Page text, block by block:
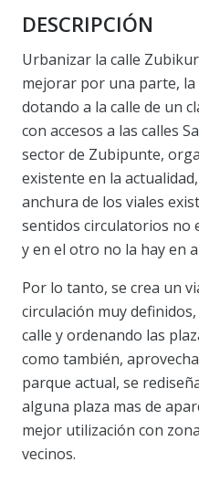
DESCRIPCIÓN
Urbanizar la calle
mejorar por una parte, la
dotando a la calle de un
con accesos a las calles
sector de Zubipunte,
existente en la
anchura de los viales
sentidos circulatorios no
y en el otro no la hay en
Por lo tanto, se crea un
circulación muy
calle y ordenando las
como también,
parque actual, se
alguna plaza mas de
mejor utilización con
vecinos.